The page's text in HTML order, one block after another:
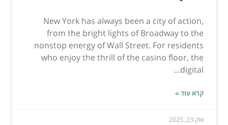
New York has always been a city of action,
from the bright lights of Broadway to the
nonstop energy of Wall Street. For residents
who enjoy the thrill of the casino floor, the
digital...
קרא עוד »
אוק 23, 2025